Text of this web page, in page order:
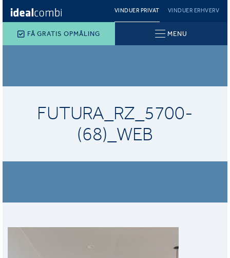
VINDUER PRIVAT VINDUER ERHVERV
FÅ GRATIS OPMÅLING MENU
FUTURA_RZ_5700-
(68)_WEB